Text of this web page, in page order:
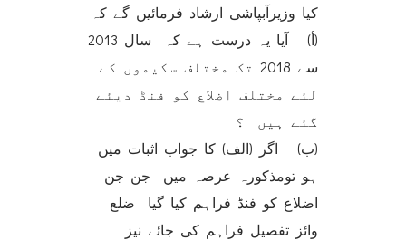
کیا وزیرآبپاشی ارشاد فرمائیں گے کہ
(أ‌) آیا یہ درست ہے کہ سال 2013
سے 2018 تک مختلف سکیموں کے
لئے مختلف اضلاع کو فنڈ دیئے
گئے ہیں ؟
(ب‌) اگر (الف) کا جواب اثبات میں
ہو تومذکورہ عرصہ میں جن جن
اضلاع کو فنڈ فراہم کیا گیا ضلع
وائز تفصیل فراہم کی جائے نیز